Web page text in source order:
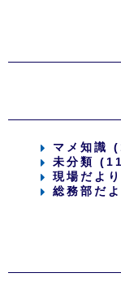
マメ知識
未分類
現場だよ
総務部だ